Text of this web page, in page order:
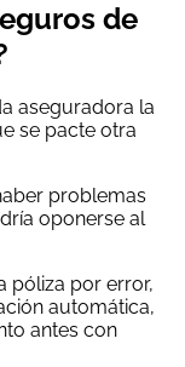
de
aseguradora la
se pacte otra
problemas
oponerse al
póliza por error,
automática,
antes con